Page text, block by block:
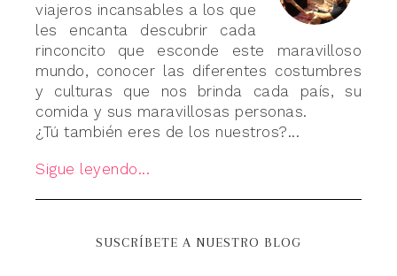
viajeros incansables a los que
les encanta descubrir cada
rinconcito que esconde este maravilloso
mundo, conocer las diferentes costumbres
y culturas que nos brinda cada país, su
comida y sus maravillosas personas.
¿Tú también eres de los nuestros?...
Sigue leyendo...
SUSCRÍBETE A NUESTRO BLOG